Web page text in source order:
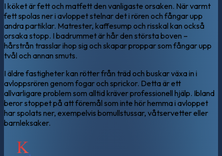
I köket är fett och matfett den vanligaste orsaken. När varmt
fett spolas ner i avloppet stelnar det i rören och fångar upp
andra partiklar. Matrester, kaffesump och risskal kan också
orsaka stopp. I badrummet är hår den största boven –
hårstrån trasslar ihop sig och skapar proppar som fångar upp
tvål och annan smuts.
I äldre fastigheter kan rötter från träd och buskar växa in i
avloppsrören genom fogar och sprickor. Detta är ett
allvarligare problem som alltid kräver professionell hjälp. Ibland
beror stoppet på att föremål som inte hör hemma i avloppet
har spolats ner, exempelvis bomullstussar, våtservetter eller
barnleksaker.